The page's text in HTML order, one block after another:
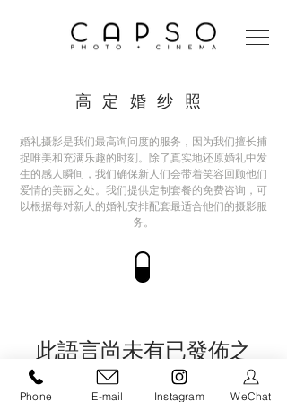
高定婚纱照
婚礼摄影是我们最高询问度的服务，因为我们擅长捕
捉唯美和充满乐趣的时刻。除了真实地还原婚礼中发
生的感人瞬间，我们确保新人们会带着笑容回顾他们
爱情的美丽之处。我们提供定制套餐的免费咨询，可
以根据每对新人的婚礼安排配套最适合他们的摄影服
务。
此語言尚未有已發佈之
Phone E-mail Instagram WeChat